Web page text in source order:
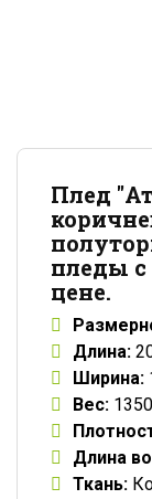
Плед
пледы с
цене.
Длина:
Ширина:
Вес:
Длина
Ткань: